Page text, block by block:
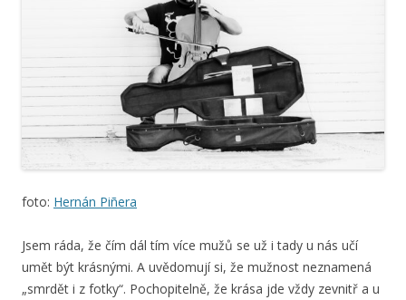
foto: Hernán Piñera
Jsem ráda, že čím dál tím více mužů se už i tady u nás učí
umět být krásnými. A uvědomují si, že mužnost neznamená
„smrdět i z fotky“. Pochopitelně, že krása jde vždy zevnitř a u